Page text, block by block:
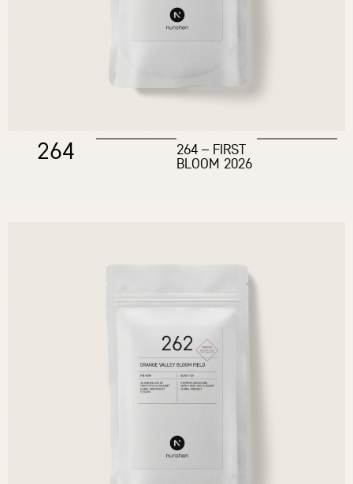
264 264 – FIRST
BLOOM 2026